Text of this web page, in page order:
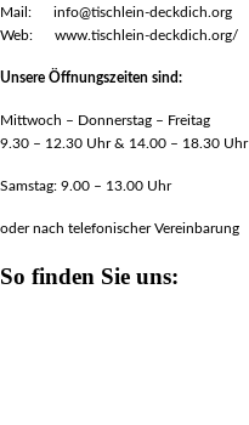
Mail: info@tischlein-deckdich.org
Web: www.tischlein-deckdich.org/
Unsere Öffnungszeiten sind:
Mittwoch – Donnerstag – Freitag
9.30 – 12.30 Uhr & 14.00 – 18.30 Uhr
Samstag: 9.00 – 13.00 Uhr
oder nach telefonischer Vereinbarung
So finden Sie uns: